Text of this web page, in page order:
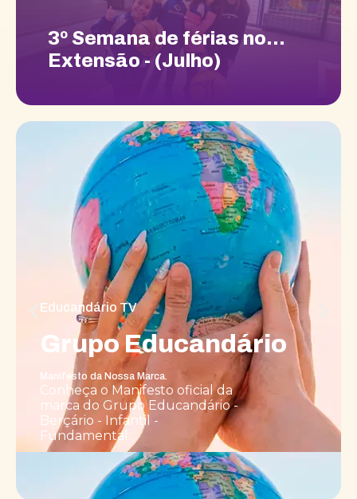
3º Semana de férias no
Extensão - (Julho)
Educandário TV
Grupo Educandário
Manifesto da Nossa Marca.
Conheça o Manifesto oficial da
marca do Grupo Educandário -
Berçário - Infantil -
Fundamental.